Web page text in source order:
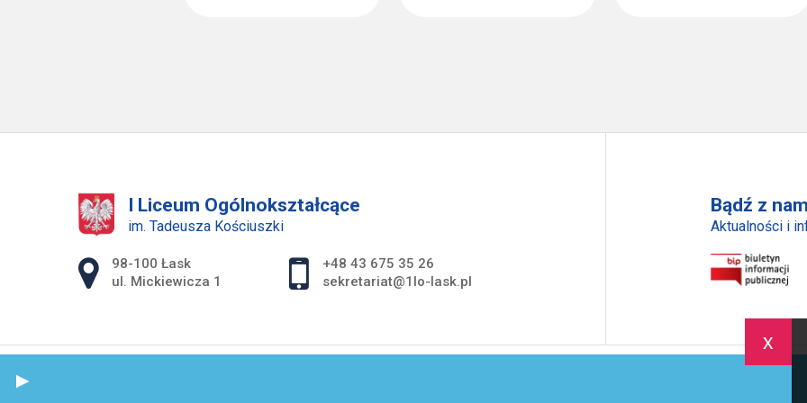
x
I Liceum Ogólnokształcące
im. Tadeusza Kościuszki
Adres pocztowy:
98-100 Łask
ul. Mickiewicza 1
+48 43 675 35 26
sekretariat@1lo-lask.pl
Bądź z
Aktualności i